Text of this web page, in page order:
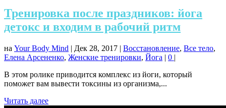
Тренировка после праздников: йога
детокс и входим в рабочий ритм
на Your Body Mind | Дек 28, 2017 | Восстановление, Все тело,
Елена Арсененко, Женские тренировки, Йога | 0 |
В этом ролике приводится комплекс из йоги, который
поможет вам вывести токсины из организма,...
Читать далее